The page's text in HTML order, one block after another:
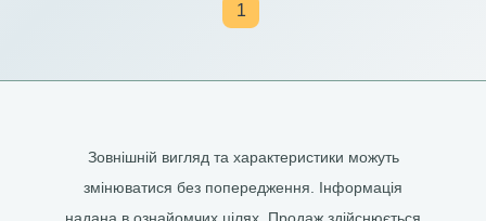
1
Зовнішній вигляд та характеристики можуть
змінюватися без попередження. Інформація